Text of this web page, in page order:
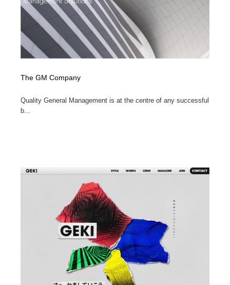
The GM Company
Quality General Management is at the centre of any successful
b...